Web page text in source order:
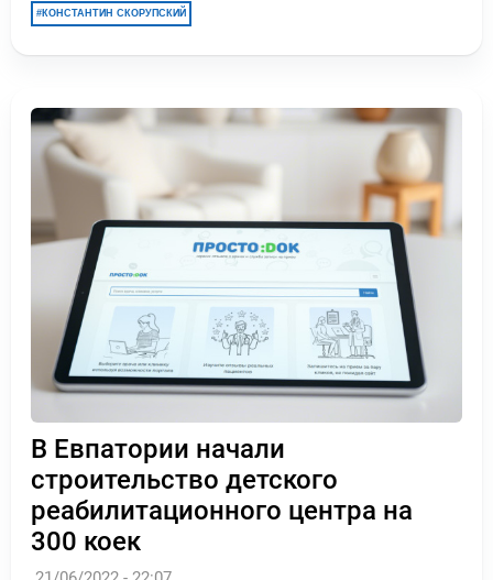
КОНСТАНТИН СКОРУПСКИЙ
В Евпатории начали
строительство детского
реабилитационного центра на
300 коек